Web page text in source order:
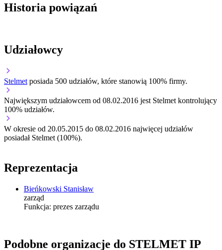
Historia powiązań
Udziałowcy
Stelmet posiada 500 udziałów, które stanowią 100% firmy.
Największym udziałowcem od 08.02.2016 jest Stelmet kontrolujący
100% udziałów.
W okresie od 20.05.2015 do 08.02.2016 najwięcej udziałów
posiadał Stelmet (100%).
Reprezentacja
Bieńkowski Stanisław
zarząd
Funkcja: prezes zarządu
Podobne organizacje do STELMET IP